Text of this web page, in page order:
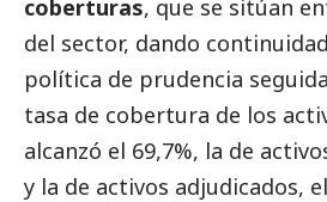
coberturas, que se sitúan
del sector, dando
política de prudencia
tasa de cobertura de los
alcanzó el 69,7%, la de
y la de activos adjudicados,